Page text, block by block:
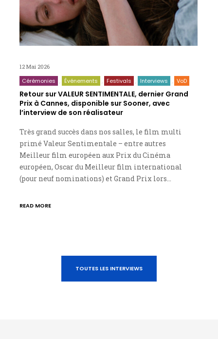
12 Mai 2026
Cérémonies Événements Festivals Interviews VoD
Retour sur VALEUR SENTIMENTALE, dernier Grand
Prix à Cannes, disponible sur Sooner, avec
l’interview de son réalisateur
Très grand succès dans nos salles, le film multi
primé Valeur Sentimentale – entre autres
Meilleur film européen aux Prix du Cinéma
européen, Oscar du Meilleur film international
(pour neuf nominations) et Grand Prix lors…
READ MORE
TOUTES LES INTERVIEWS